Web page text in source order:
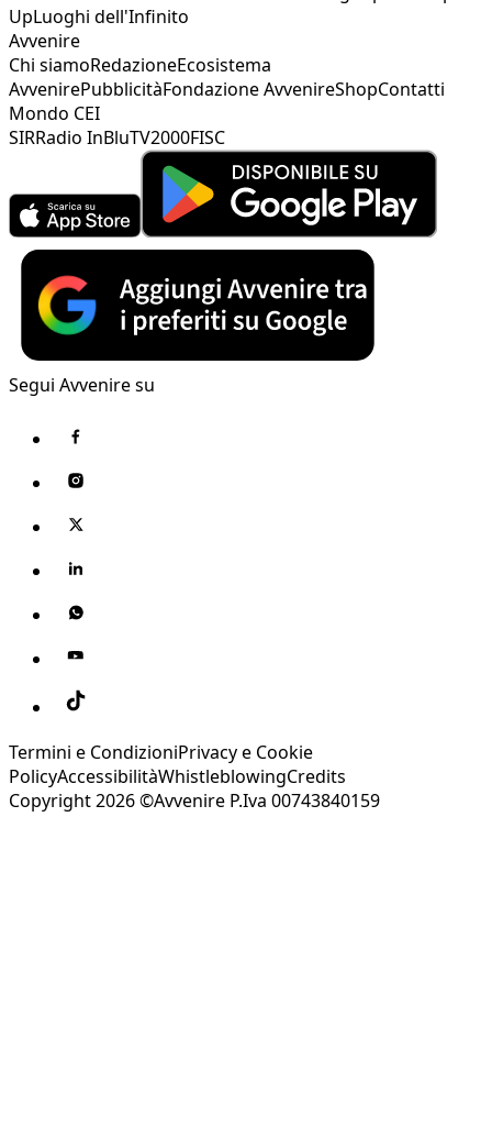
UpLuoghi dell'Infinito
Avvenire
Chi siamoRedazioneEcosistema
AvvenirePubblicitàFondazione AvvenireShopContatti
Mondo CEI
SIRRadio InBluTV2000FISC
Segui Avvenire su
Termini e CondizioniPrivacy e Cookie
PolicyAccessibilitàWhistleblowingCredits
Copyright 2026 ©Avvenire P.Iva 00743840159